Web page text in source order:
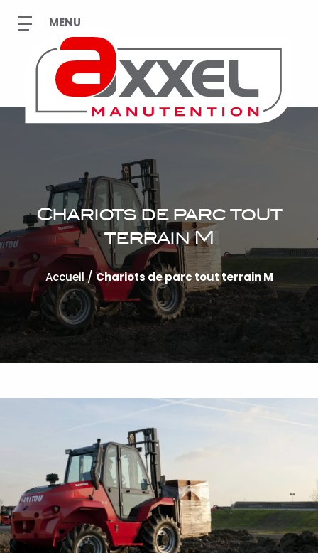
Chariots de parc tout
terrain M
Accueil/Chariots de parc tout terrain M